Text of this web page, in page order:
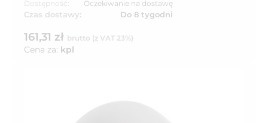
Dostępność:
Oczekiwanie na dostawę
Czas dostawy: Do 8 tygodni
161,31 zł brutto (z VAT 23%)
Cena za: kpl